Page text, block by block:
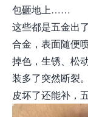
包砸地上……
这些都是五金出
合金，表面随便
掉色，生锈、松
装多了突然断裂。
皮坏了还能补，